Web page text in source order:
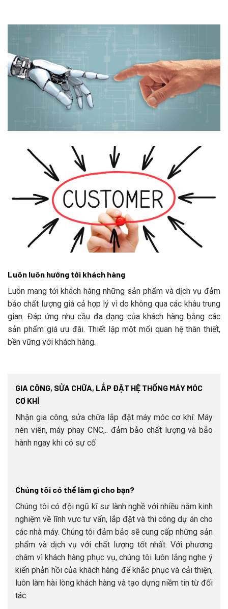
Luôn luôn hướng tới khách hàng
Luôn mang tới khách hàng những sản phẩm và dịch vụ đảm
bảo chất lượng giá cả hợp lý vì do không qua các khâu trung
gian. Đáp ứng nhu cầu đa dạng của khách hàng bằng các
sản phẩm giá ưu đãi. Thiết lập một mối quan hệ thân thiết,
bền vững với khách hàng.
GIA CÔNG, SỬA CHỮA, LẮP ĐẶT HỆ THỐNG MÁY MÓC
CƠ KHÍ
Nhận gia công, sửa chữa lắp đặt máy móc cơ khí: Máy
nén viên, máy phay CNC,.. đảm bảo chất lượng và bảo
hành ngay khi có sự cố
Chúng tôi có thể làm gì cho bạn?
Chúng tôi có đội ngũ kĩ sư lành nghề với nhiều năm kinh
nghiệm về lĩnh vực tư vấn, lắp đặt và thi công dự án cho
các nhà máy. Chúng tôi đảm bảo sẽ cung cấp những sản
phẩm và dịch vụ với chất lượng tốt nhất. Với phương
châm vì khách hàng phục vụ, chúng tôi luôn lắng nghe ý
kiến phản hồi của khách hàng để khắc phục và cải thiện,
luôn làm hài lòng khách hàng và tạo dựng niềm tin từ đối
tác.